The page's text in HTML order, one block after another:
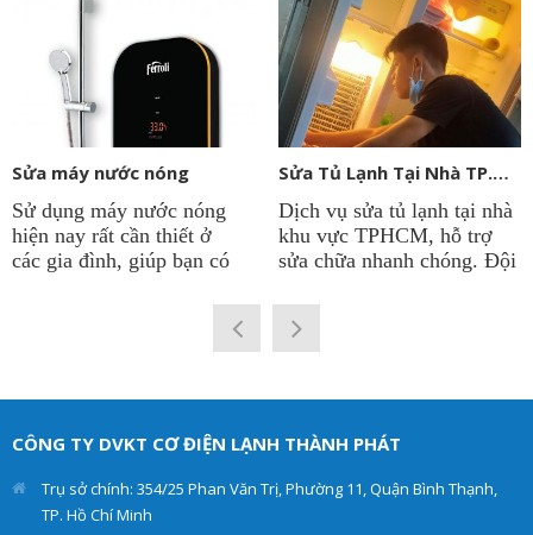
Sửa máy nước nóng
Sử dụng máy nước nóng
hiện nay rất cần thiết ở
các gia đình, giúp bạn có
quanh năm để phục vụ cho
sinh hoạt. Vì thế việc máy
vụ sửa máy nước nóng các
loại như: máy nước nóng
trực tiếp, máy nước nóng
gián tiếp tại nhà.
Sửa Tủ Lạnh Tại Nhà TP.HCM
Dịch vụ sửa tủ lạnh tại nhà
khu vực TPHCM, hỗ trợ
sửa chữa nhanh chóng. Đội
lạnh tại công ty
Thành Phát
nhất. Giúp cho tủ lạnh
hiệu quả và an toàn.
CÔNG TY DVKT CƠ ĐIỆN LẠNH THÀNH PHÁT
Trụ sở chính: 354/25 Phan Văn Trị, Phường 11, Quận Bình Thạnh,
TP. Hồ Chí Minh